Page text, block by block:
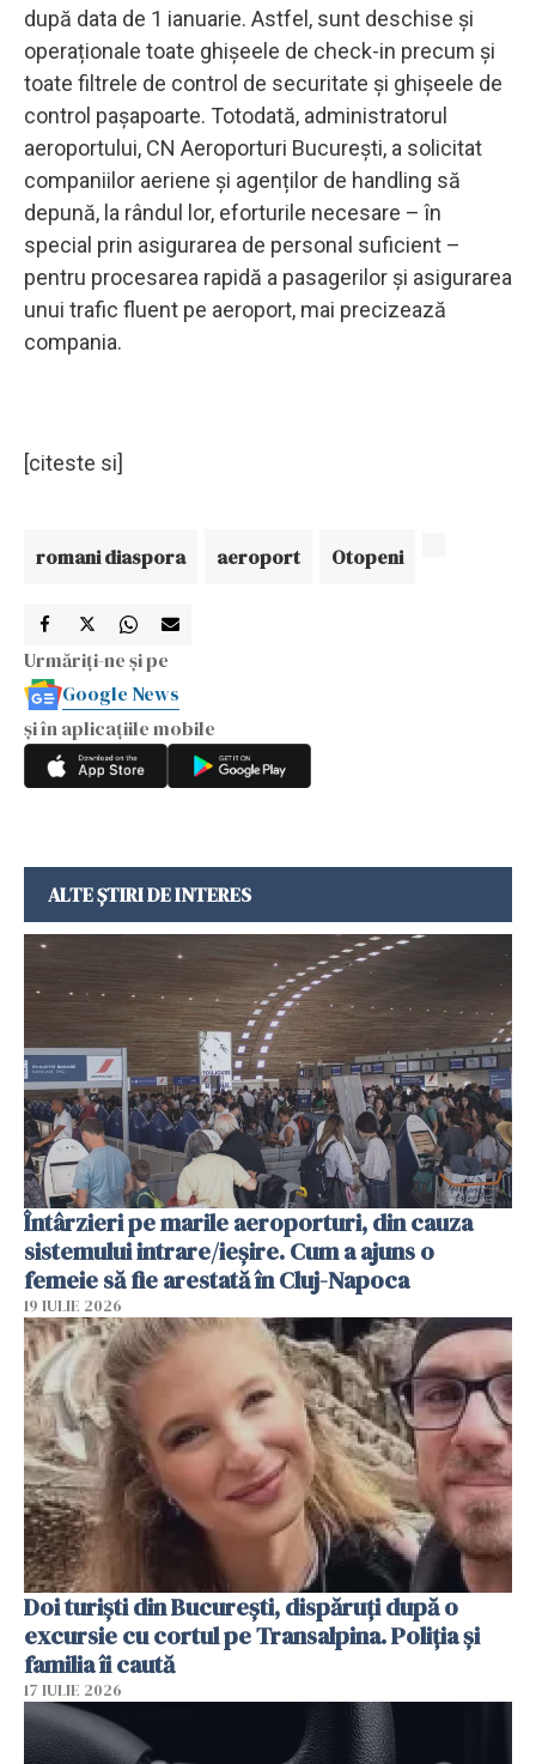
după data de 1 ianuarie. Astfel, sunt deschise și
operaționale toate ghișeele de check-in precum și
toate filtrele de control de securitate și ghișeele de
control pașapoarte. Totodată, administratorul
aeroportului, CN Aeroporturi București, a solicitat
companiilor aeriene și agenților de handling să
depună, la rândul lor, eforturile necesare – în
special prin asigurarea de personal suficient –
pentru procesarea rapidă a pasagerilor și asigurarea
unui trafic fluent pe aeroport, mai precizează
compania.
[citeste si]
romani diaspora aeroport Otopeni
Urmăriți-ne și pe
Google News
și în aplicațiile mobile
ALTE ȘTIRI DE INTERES
Întârzieri pe marile aeroporturi, din cauza
sistemului intrare/ieșire. Cum a ajuns o
femeie să fie arestată în Cluj-Napoca
19 IULIE 2026
Doi turiști din București, dispăruți după o
excursie cu cortul pe Transalpina. Poliția și
familia îi caută
17 IULIE 2026